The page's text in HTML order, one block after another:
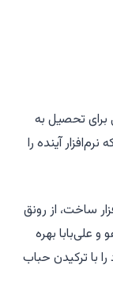
برای تحصیل به
۱۹۸۰ با این باور که نرم‌افزار آینده را
ساخت، از رونق
علی‌بابا بهره
با ترکیدن حباب